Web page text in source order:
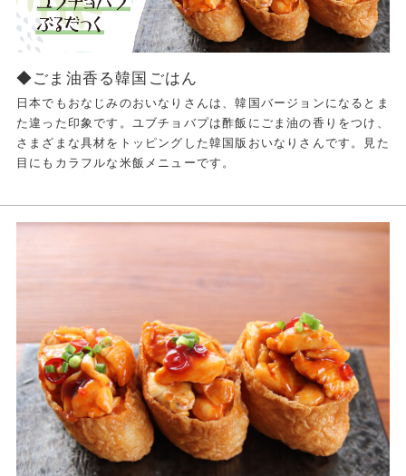
◆ごま油香る韓国ごはん
日本でもおなじみのおいなりさんは、韓国バージョンになるとま
た違った印象です。ユブチョバプは酢飯にごま油の香りをつけ、
さまざまな具材をトッピングした韓国版おいなりさんです。見た
目にもカラフルな米飯メニューです。